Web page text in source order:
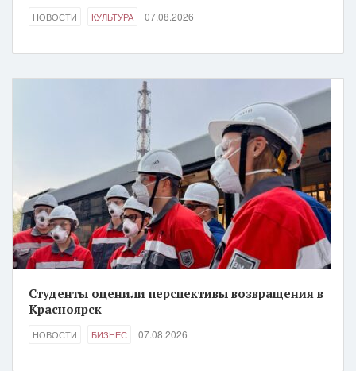
НОВОСТИ КУЛЬТУРА 07.08.2026
Студенты оценили перспективы возвращения в
Красноярск
НОВОСТИ БИЗНЕС 07.08.2026